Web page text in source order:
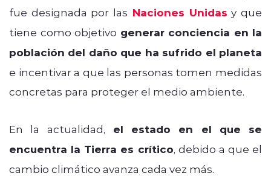
fue designada por las Naciones Unidas y que
tiene como objetivo generar conciencia en la
población del daño que ha sufrido el planeta
e incentivar a que las personas tomen medidas
concretas para proteger el medio ambiente.
En la actualidad, el estado en el que se
encuentra la Tierra es crítico, debido a que el
cambio climático avanza cada vez más.